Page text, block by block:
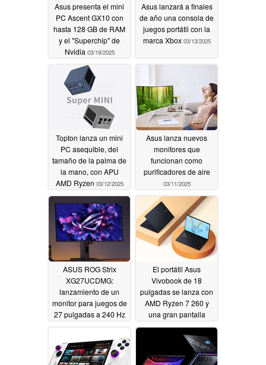
Asus presenta el mini
PC Ascent GX10 con
hasta 128 GB de RAM
y el "Superchip" de
Nvidia 03/19/2025
Asus lanzará a finales
de año una consola de
juegos portátil con la
marca Xbox 03/13/2025
Topton lanza un mini
PC asequible, del
tamaño de la palma de
la mano, con APU
AMD Ryzen 03/12/2025
Asus lanza nuevos
monitores que
funcionan como
purificadores de aire
03/11/2025
ASUS ROG Strix
XG27UCDMG:
lanzamiento de un
monitor para juegos de
27 pulgadas a 240 Hz
cobertura sRGB del
14503/09/2025
El portátil Asus
Vivobook de 18
pulgadas se lanza con
AMD Ryzen 7 260 y
una gran pantalla
16:1003/07/2025